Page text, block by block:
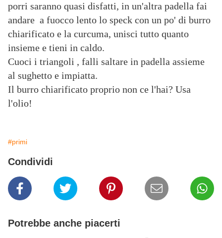
porri saranno quasi disfatti, in un'altra padella fai
andare a fuocco lento lo speck con un po' di burro
chiarificato e la curcuma, unisci tutto quanto
insieme e tieni in caldo.
Cuoci i triangoli , falli saltare in padella assieme
al sughetto e impiatta.
Il burro chiarificato proprio non ce l'hai? Usa
l'olio!
#primi
Condividi
Potrebbe anche piacerti